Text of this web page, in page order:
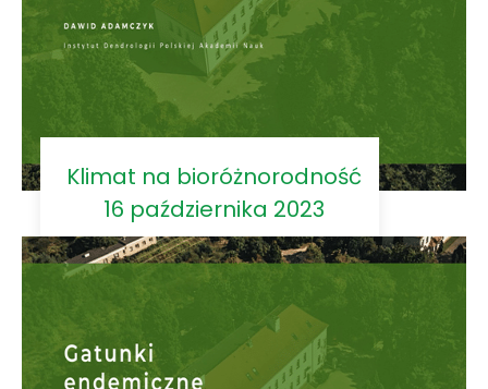
Klimat na bioróżnorodność
16 października 2023